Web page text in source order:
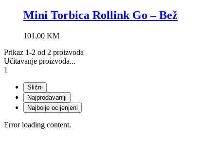
Mini Torbica Rollink Go – Bež
101,00 KM
Prikaz 1-2 od 2 proizvoda
Učitavanje proizvoda...
1
Slični
Najprodavaniji
Najbolje ocijenjeni
Error loading content.